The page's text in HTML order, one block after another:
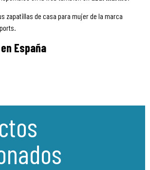
zapatillas de casa para mujer de la marca
España